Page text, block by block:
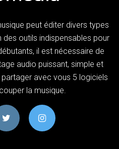
peut éditer divers types
des outils indispensables pour
il est nécessaire de
audio puissant, simple et
avec vous 5 logiciels
la musique.